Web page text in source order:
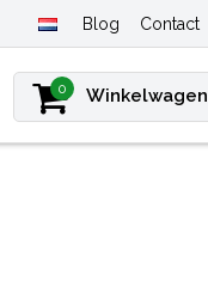
Blog Contact
0 Winkelwagen